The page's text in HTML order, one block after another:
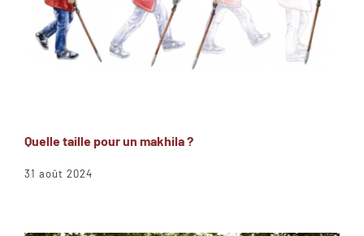
Quelle taille pour un makhila ?
31 août 2024